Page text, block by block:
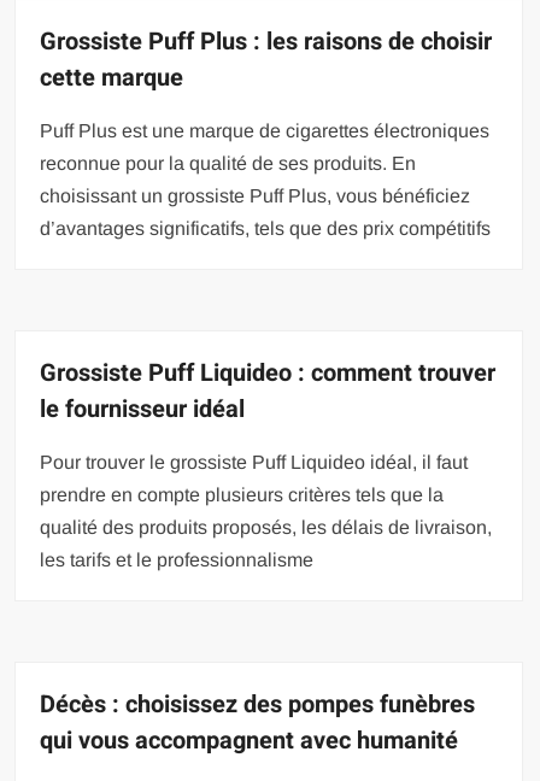
Grossiste Puff Plus : les raisons de choisir
cette marque
Puff Plus est une marque de cigarettes électroniques
reconnue pour la qualité de ses produits. En
choisissant un grossiste Puff Plus, vous bénéficiez
d’avantages significatifs, tels que des prix compétitifs
Grossiste Puff Liquideo : comment trouver
le fournisseur idéal
Pour trouver le grossiste Puff Liquideo idéal, il faut
prendre en compte plusieurs critères tels que la
qualité des produits proposés, les délais de livraison,
les tarifs et le professionnalisme
Décès : choisissez des pompes funèbres
qui vous accompagnent avec humanité